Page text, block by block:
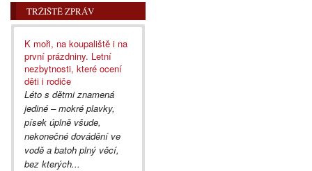
TRŽIŠTĚ ZPRÁV
K moři, na koupaliště i na
první prázdniny. Letní
nezbytnosti, které ocení
děti i rodiče
Léto s dětmi znamená
jediné – mokré plavky,
písek úplně všude,
nekonečné dovádění ve
vodě a batoh plný věcí,
bez kterých...